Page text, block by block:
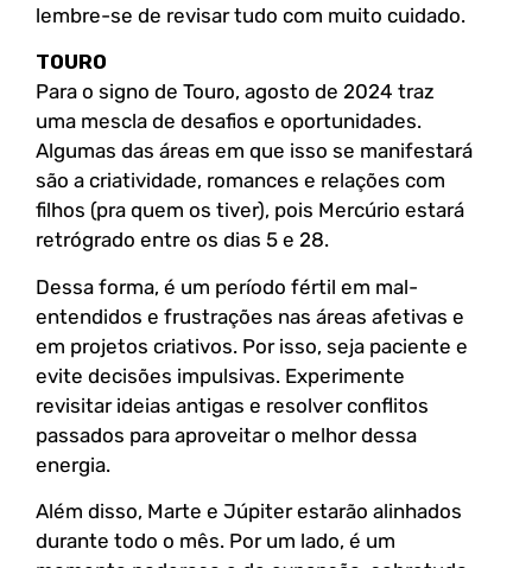
lembre-se de revisar tudo com muito cuidado.
TOURO
Para o signo de Touro, agosto de 2024 traz
uma mescla de desafios e oportunidades.
Algumas das áreas em que isso se manifestará
são a criatividade, romances e relações com
filhos (pra quem os tiver), pois Mercúrio estará
retrógrado entre os dias 5 e 28.
Dessa forma, é um período fértil em mal-
entendidos e frustrações nas áreas afetivas e
em projetos criativos. Por isso, seja paciente e
evite decisões impulsivas. Experimente
revisitar ideias antigas e resolver conflitos
passados para aproveitar o melhor dessa
energia.
Além disso, Marte e Júpiter estarão alinhados
durante todo o mês. Por um lado, é um